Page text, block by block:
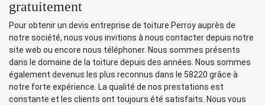
gratuitement
Pour obtenir un devis entreprise de toiture Perroy auprès de
notre société, nous vous invitions à nous contacter depuis notre
site web ou encore nous téléphoner. Nous sommes présents
dans le domaine de la toiture depuis des années. Nous sommes
également devenus les plus reconnus dans le 58220 grâce à
notre forte expérience. La qualité de nos prestations est
constante et les clients ont toujours été satisfaits. Nous vous